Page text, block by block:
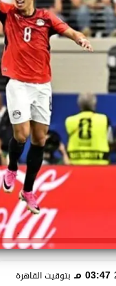
03:47 مـ بتوقيت القاهرة